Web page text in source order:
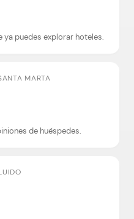
ya puedes explorar hoteles.
MARTA
de huéspedes.